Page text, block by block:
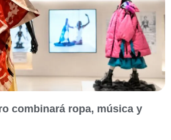
combinará ropa, música y